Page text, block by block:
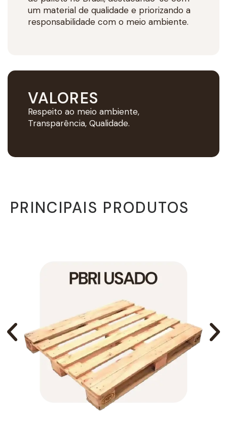
um material de qualidade e priorizando a
responsabilidade com o meio ambiente.
VALORES
Respeito ao meio ambiente,
Transparência, Qualidade.
PRINCIPAIS PRODUTOS